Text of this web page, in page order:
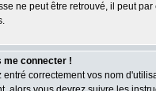
ne peut être retrouvé, il peut
me connecter !
correctement vos nom